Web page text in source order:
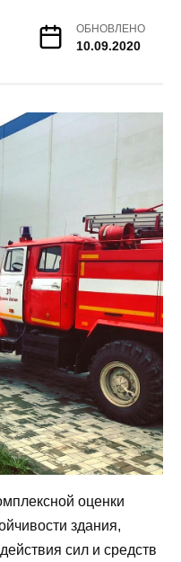
ОБНОВЛЕНО
10.09.2020
оценки
здания,
сил и средств